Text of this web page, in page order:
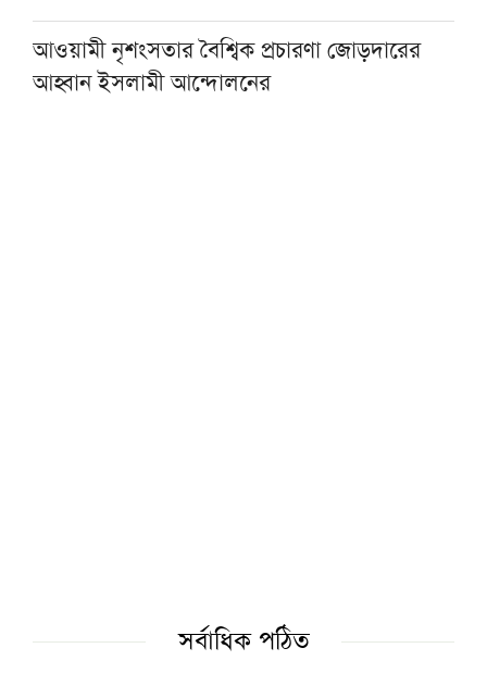
আওয়ামী নৃশংসতার বৈশ্বিক প্রচারণা জোড়দারের
আহ্বান ইসলামী আন্দোলনের
জুলাইয়ে সড়ক দুর্ঘটনায় সিলেট বিভাগে ৩১ জনের
সর্বাধিক পঠিত